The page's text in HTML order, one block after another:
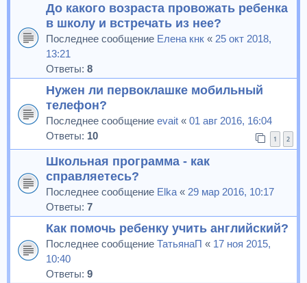
До какого возраста провожать ребенка
в школу и встречать из нее?
Последнее сообщение Елена кнк « 25 окт 2018,
13:21
Ответы: 8
Нужен ли первоклашке мобильный
телефон?
Последнее сообщение evait « 01 авг 2016, 16:04
Ответы: 10 1 2
Школьная программа - как
справляетесь?
Последнее сообщение Elka « 29 мар 2016, 10:17
Ответы: 7
Как помочь ребенку учить английский?
Последнее сообщение ТатьянаП « 17 ноя 2015,
10:40
Ответы: 9